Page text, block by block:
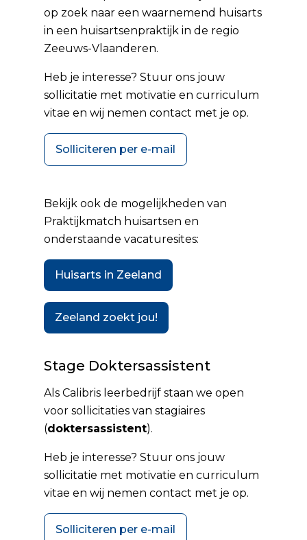
op zoek naar een waarnemend huisarts
in een huisartsenpraktijk in de regio
Zeeuws-Vlaanderen.
Heb je interesse? Stuur ons jouw
sollicitatie met motivatie en curriculum
vitae en wij nemen contact met je op.
Solliciteren per e-mail
Bekijk ook de mogelijkheden van
Praktijkmatch huisartsen en
onderstaande vacaturesites:
Huisarts in Zeeland
Zeeland zoekt jou!
Stage Doktersassistent
Als Calibris leerbedrijf staan we open
voor sollicitaties van stagiaires
(doktersassistent).
Heb je interesse? Stuur ons jouw
sollicitatie met motivatie en curriculum
vitae en wij nemen contact met je op.
Solliciteren per e-mail